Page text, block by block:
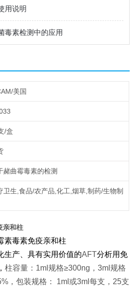
用说明
毒素检测中的应用
美国
/盒
赭曲霉毒素的检测
卫生,食品/农产品,化工,烟草,制药/生物制
亲和柱
素毒素免疫亲和柱
生产、具有实用价值的AFT分析用免
柱容量：1ml规格≥300ng，3ml规格
，包装规格： 1ml或3ml每支，25支